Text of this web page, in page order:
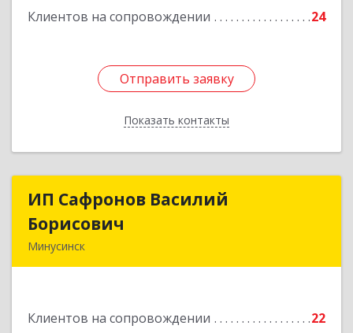
Клиентов на сопровождении 24
Отправить заявку
Показать контакты
Отправить заявку
Назад
ИП Сафронов Василий
Борисович
Минусинск
Клиентов на сопровождении 22
ИП Сафронов Василий
Подробнее